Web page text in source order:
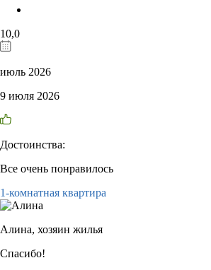
10,0
июль 2026
9 июля 2026
Достоинства:
Все очень понравилось
1-комнатная квартира
Алина, хозяин жилья
Спасибо!